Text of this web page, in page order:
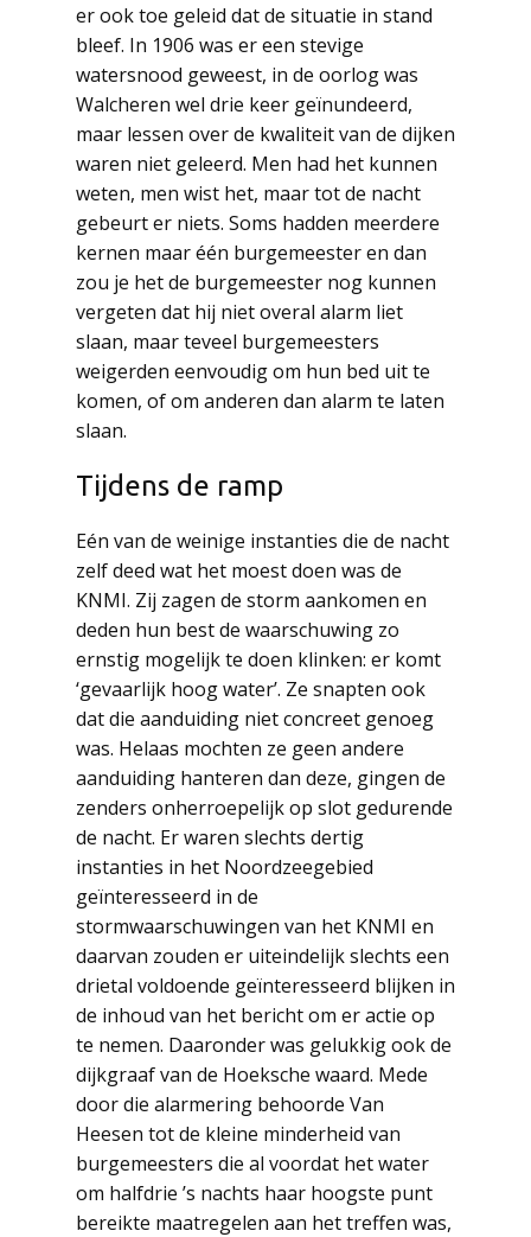
er ook toe geleid dat de situatie in stand
bleef. In 1906 was er een stevige
watersnood geweest, in de oorlog was
Walcheren wel drie keer geïnundeerd,
maar lessen over de kwaliteit van de dijken
waren niet geleerd. Men had het kunnen
weten, men wist het, maar tot de nacht
gebeurt er niets. Soms hadden meerdere
kernen maar één burgemeester en dan
zou je het de burgemeester nog kunnen
vergeten dat hij niet overal alarm liet
slaan, maar teveel burgemeesters
weigerden eenvoudig om hun bed uit te
komen, of om anderen dan alarm te laten
slaan.
Tijdens de ramp
Eén van de weinige instanties die de nacht
zelf deed wat het moest doen was de
KNMI. Zij zagen de storm aankomen en
deden hun best de waarschuwing zo
ernstig mogelijk te doen klinken: er komt
‘gevaarlijk hoog water’. Ze snapten ook
dat die aanduiding niet concreet genoeg
was. Helaas mochten ze geen andere
aanduiding hanteren dan deze, gingen de
zenders onherroepelijk op slot gedurende
de nacht. Er waren slechts dertig
instanties in het Noordzeegebied
geïnteresseerd in de
stormwaarschuwingen van het KNMI en
daarvan zouden er uiteindelijk slechts een
drietal voldoende geïnteresseerd blijken in
de inhoud van het bericht om er actie op
te nemen. Daaronder was gelukkig ook de
dijkgraaf van de Hoeksche waard. Mede
door die alarmering behoorde Van
Heesen tot de kleine minderheid van
burgemeesters die al voordat het water
om halfdrie ’s nachts haar hoogste punt
bereikte maatregelen aan het treffen was,